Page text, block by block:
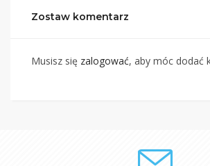
Zostaw komentarz
Musisz się zalogować, aby móc dodać